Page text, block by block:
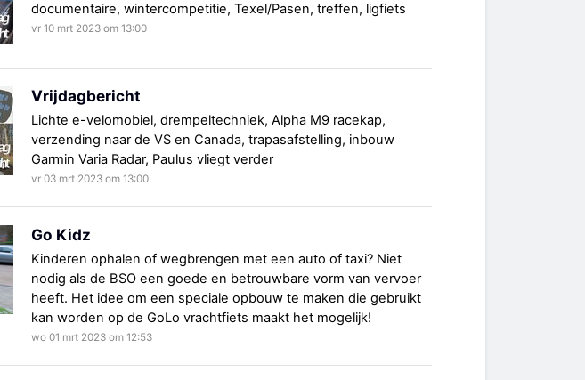
documentaire, wintercompetitie, Texel/Pasen, treffen, ligfiets
vr 10 mrt 2023 om 13:00
Vrijdagbericht
Lichte e-velomobiel, drempeltechniek, Alpha M9 racekap,
verzending naar de VS en Canada, trapasafstelling, inbouw
Garmin Varia Radar, Paulus vliegt verder
vr 03 mrt 2023 om 13:00
Go Kidz
Kinderen ophalen of wegbrengen met een auto of taxi? Niet
nodig als de BSO een goede en betrouwbare vorm van vervoer
heeft. Het idee om een speciale opbouw te maken die gebruikt
kan worden op de GoLo vrachtfiets maakt het mogelijk!
wo 01 mrt 2023 om 12:53